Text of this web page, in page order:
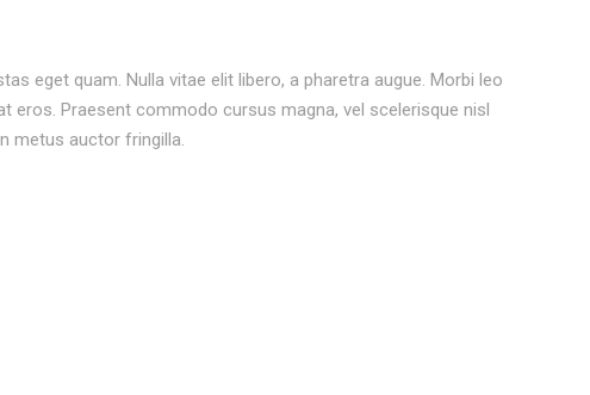
eget quam. Nulla vitae elit libero, a pharetra augue. Morbi leo
eros. Praesent commodo cursus magna, vel scelerisque nisl
metus auctor fringilla.